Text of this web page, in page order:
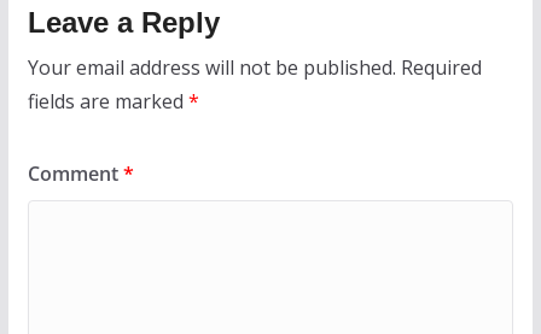
Leave a Reply
Your email address will not be published. Required
fields are marked *
Comment*